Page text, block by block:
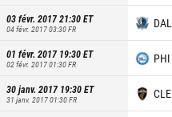
03 févr. 2017 21:30ET
04 févr. 2017 03:30FR DAL
01 févr. 2017 19:30ET
02 févr. 2017 01:30FR PHI
30 janv. 2017 19:30ET
31 janv. 2017 01:30FR CLE